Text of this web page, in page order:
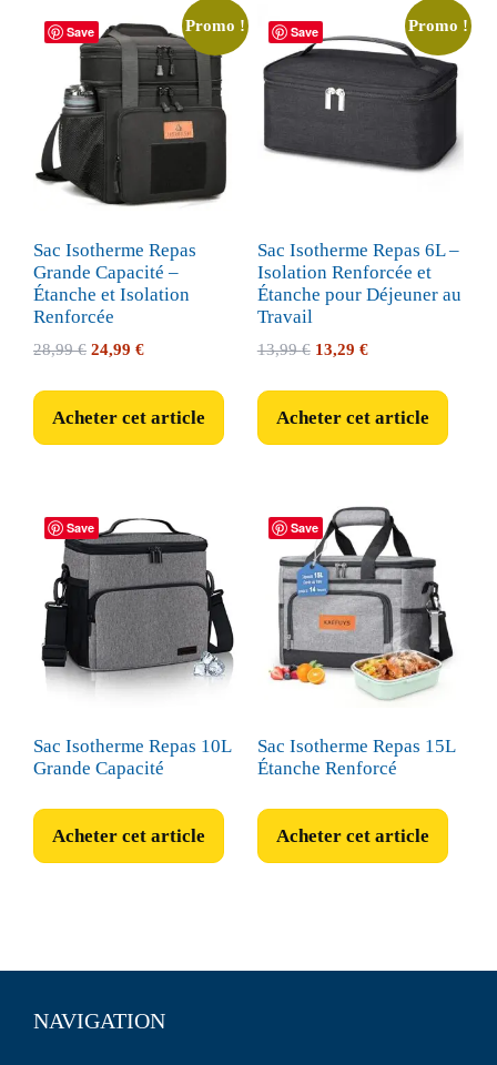
Save Promo !
Sac Isotherme Repas
Grande Capacité –
Étanche et Isolation
Renforcée
28,99€ Le
était :
28,99 €.
24,99 €Le
est :
24,99 €.
Acheter cet article
Save Promo !
Sac Isotherme Repas 6L –
Isolation Renforcée et
Étanche pour Déjeuner au
Travail
13,99€ Le
était :
13,99 €.
13,29 €Le
est :
13,29 €.
Acheter cet article
Save
Sac Isotherme Repas 10L
Grande Capacité
Acheter cet article
Save
Sac Isotherme Repas 15L
Étanche Renforcé
Acheter cet article
NAVIGATION